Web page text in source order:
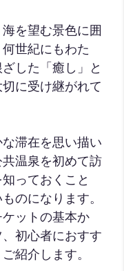
を望む景色に囲
世紀にもわた
した「癒し」と
に受け継がれて
滞在を思い描い
温泉を初めて訪
っておくこと
のになります。
ットの基本か
初心者におすす
紹介します。